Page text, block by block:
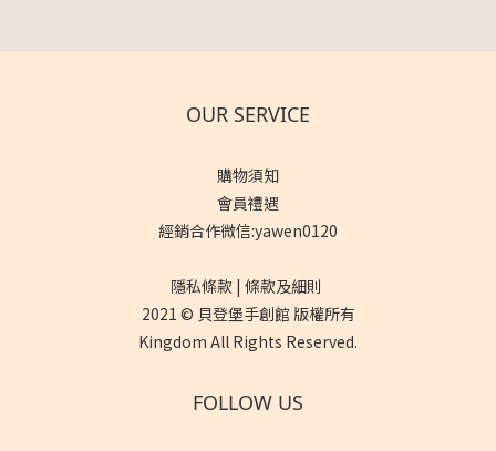
OUR SERVICE
購物須知
會員禮遇
經銷合作微信:yawen0120
隱私條款 | 條款及細則
2021 © 貝登堡手創館 版權所有
Kingdom All Rights Reserved.
FOLLOW US